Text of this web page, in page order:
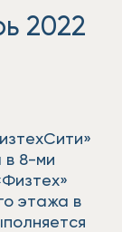
2022
в 8-ми
этажа в